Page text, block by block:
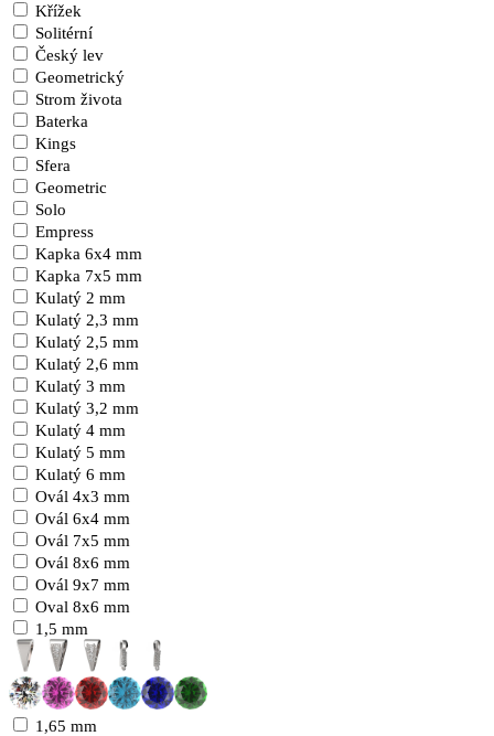
Křížek
Solitérní
Český lev
Geometrický
Strom života
Baterka
Kings
Sfera
Geometric
Solo
Empress
Kapka 6x4 mm
Kapka 7x5 mm
Kulatý 2 mm
Kulatý 2,3 mm
Kulatý 2,5 mm
Kulatý 2,6 mm
Kulatý 3 mm
Kulatý 3,2 mm
Kulatý 4 mm
Kulatý 5 mm
Kulatý 6 mm
Ovál 4x3 mm
Ovál 6x4 mm
Ovál 7x5 mm
Ovál 8x6 mm
Ovál 9x7 mm
Oval 8x6 mm
1,5 mm
1,65 mm